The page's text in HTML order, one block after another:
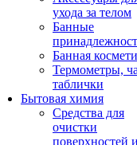
ухода за телом
Банные
Банная
Термометры,
таблички
Бытовая химия
Средства для
очистки
поверхностей